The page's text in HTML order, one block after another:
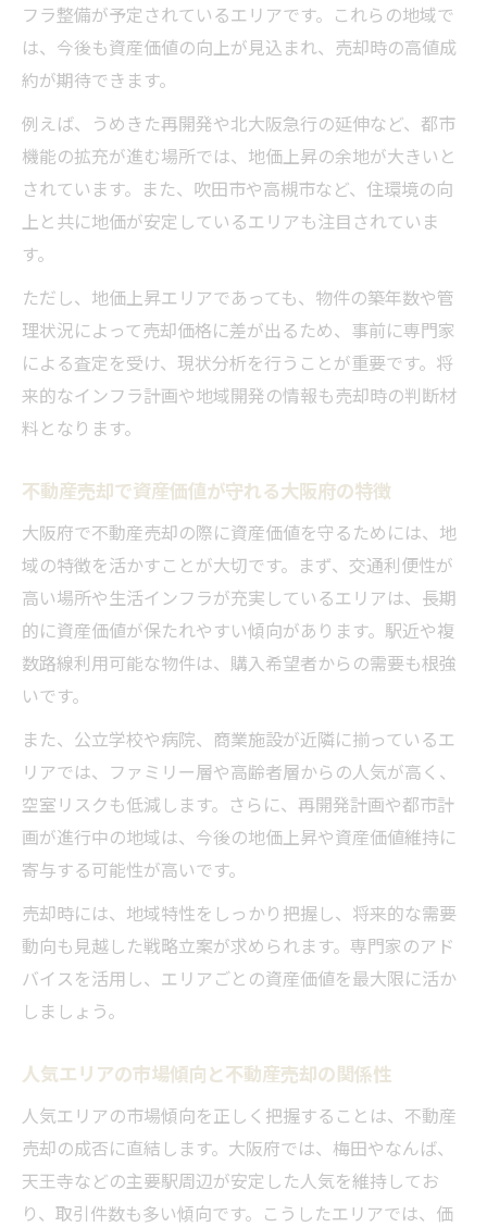
不動産売却で資産形成を実現する地域特徴
大阪府で資産価値向上が期待できる理由
不動産売却を考えるなら押さえたい大阪府の要
点
不動産売却を成功させる大阪府の重要ポイ
ント
大阪府で不動産売却時に知るべき基礎知識
不動産売却前に押さえたい大阪府の要所分
析
売却を検討する際の大阪府の注目ポイント
再開発が進む地域での売却メリットを探る
再開発地域の資産価値と不動産売却の関係
大阪府で再開発が売却チャンスとなる理由
不動産売却時に再開発地域が注目される背
景
再開発がもたらす不動産売却の相乗効果
フラ整備が予定されているエリアです。これらの地域で
は、今後も資産価値の向上が見込まれ、売却時の高値成
約が期待できます。
例えば、うめきた再開発や北大阪急行の延伸など、都市
機能の拡充が進む場所では、地価上昇の余地が大きいと
されています。また、吹田市や高槻市など、住環境の向
上と共に地価が安定しているエリアも注目されていま
す。
ただし、地価上昇エリアであっても、物件の築年数や管
理状況によって売却価格に差が出るため、事前に専門家
による査定を受け、現状分析を行うことが重要です。将
来的なインフラ計画や地域開発の情報も売却時の判断材
料となります。
不動産売却で資産価値が守れる大阪府の特徴
大阪府で不動産売却の際に資産価値を守るためには、地
域の特徴を活かすことが大切です。まず、交通利便性が
高い場所や生活インフラが充実しているエリアは、長期
的に資産価値が保たれやすい傾向があります。駅近や複
数路線利用可能な物件は、購入希望者からの需要も根強
いです。
また、公立学校や病院、商業施設が近隣に揃っているエ
リアでは、ファミリー層や高齢者層からの人気が高く、
空室リスクも低減します。さらに、再開発計画や都市計
画が進行中の地域は、今後の地価上昇や資産価値維持に
寄与する可能性が高いです。
売却時には、地域特性をしっかり把握し、将来的な需要
動向も見越した戦略立案が求められます。専門家のアド
バイスを活用し、エリアごとの資産価値を最大限に活か
しましょう。
人気エリアの市場傾向と不動産売却の関係性
人気エリアの市場傾向を正しく把握することは、不動産
売却の成否に直結します。大阪府では、梅田やなんば、
天王寺などの主要駅周辺が安定した人気を維持してお
り、取引件数も多い傾向です。こうしたエリアでは、価